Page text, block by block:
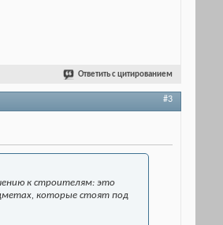
Ответить с цитированием
#3
к строителям: это
которые стоят под